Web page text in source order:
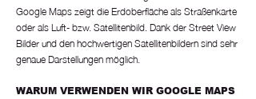
Google Maps zeigt die Erdoberfläche als Straßenkarte
oder als Luft- bzw. Satellitenbild. Dank der Street View
Bilder und den hochwertigen Satellitenbildern sind sehr
genaue Darstellungen möglich.
WARUM VERWENDEN WIR GOOGLE MAPS